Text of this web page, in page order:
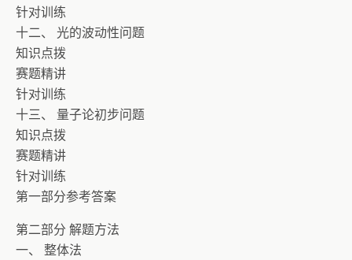
针对训练
十二、 光的波动性问题
知识点拨
赛题精讲
针对训练
十三、 量子论初步问题
知识点拨
赛题精讲
针对训练
第一部分参考答案
第二部分 解题方法
一、 整体法